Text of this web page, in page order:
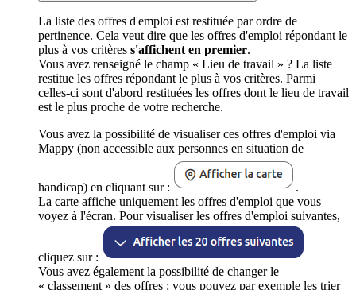
La liste des offres d'emploi est restituée par ordre de
pertinence. Cela veut dire que les offres d'emploi répondant le
plus à vos critères s'affichent en premier.
Vous avez renseigné le champ « Lieu de travail » ? La liste
restitue les offres répondant le plus à vos critères. Parmi
celles-ci sont d'abord restituées les offres dont le lieu de travail
est le plus proche de votre recherche.
Vous avez la possibilité de visualiser ces offres d'emploi via
Mappy (non accessible aux personnes en situation de
handicap) en cliquant sur :
.
La carte affiche uniquement les offres d'emploi que vous
voyez à l'écran. Pour visualiser les offres d'emploi suivantes,
cliquez sur :
Vous avez également la possibilité de changer le
« classement » des offres : vous pouvez par exemple les trier